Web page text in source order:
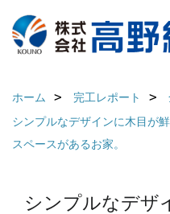
ホーム 完工レポート
シンプルなデザインに木目が
スペースがあるお家。
シンプルなデザ